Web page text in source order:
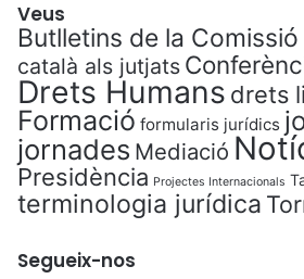
Veus
Butlletins de la
català als jutjats
Drets Humans drets
Formació formularis jurídics
jornades Mediació
Presidència Projectes Internacionals
terminologia jurídica
Segueix-nos